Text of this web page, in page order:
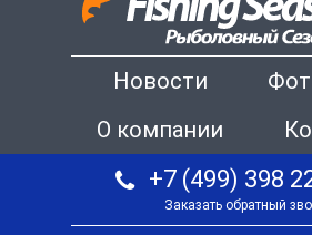
Новости
О компании
+7 (499) 398
Заказать обратный